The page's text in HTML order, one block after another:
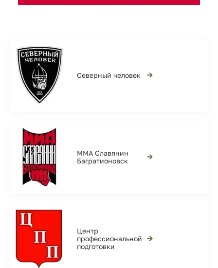
Северный человек →
ММА Славянин
Багратионовск
→
Центр
профессиональной
подготовки
→